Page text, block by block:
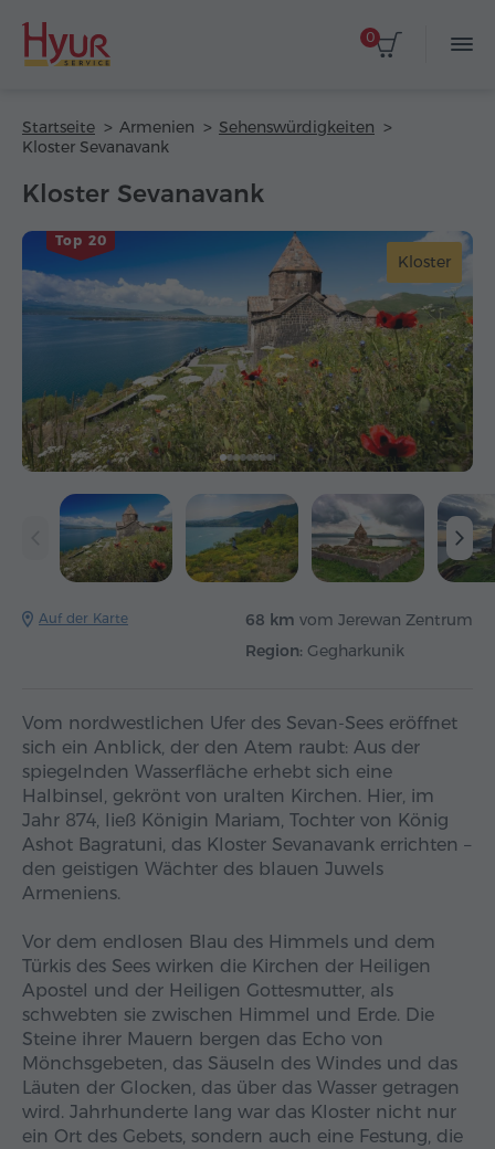
0
Startseite Armenien
Sehenswürdigkeiten
Kloster Sevanavank
Kloster Sevanavank
Top 20
Kloster
Auf der Karte 68 km vom Jerewan Zentrum
Region: Gegharkunik
Vom nordwestlichen Ufer des Sevan-Sees eröffnet
sich ein Anblick, der den Atem raubt: Aus der
spiegelnden Wasserfläche erhebt sich eine
Halbinsel, gekrönt von uralten Kirchen. Hier, im
Jahr 874, ließ Königin Mariam, Tochter von König
Ashot Bagratuni, das Kloster Sevanavank errichten –
den geistigen Wächter des blauen Juwels
Armeniens.
Vor dem endlosen Blau des Himmels und dem
Türkis des Sees wirken die Kirchen der Heiligen
Apostel und der Heiligen Gottesmutter, als
schwebten sie zwischen Himmel und Erde. Die
Steine ihrer Mauern bergen das Echo von
Mönchsgebeten, das Säuseln des Windes und das
Läuten der Glocken, das über das Wasser getragen
wird. Jahrhunderte lang war das Kloster nicht nur
ein Ort des Gebets, sondern auch eine Festung, die